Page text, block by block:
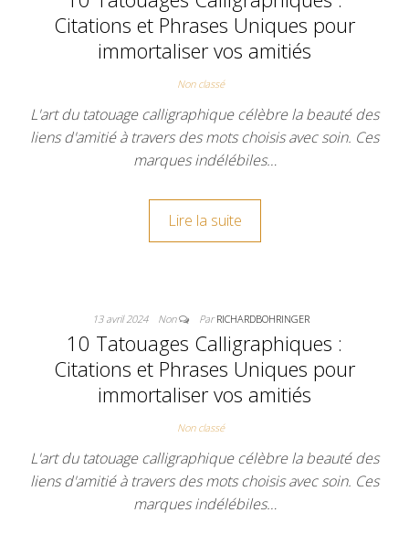
Citations et Phrases Uniques pour
immortaliser vos amitiés
Non classé
L'art du tatouage calligraphique célèbre la beauté des
liens d'amitié à travers des mots choisis avec soin. Ces
marques indélébiles…
Lire la suite
13 avril 2024 Non ParRICHARDBOHRINGER
10 Tatouages Calligraphiques :
Citations et Phrases Uniques pour
immortaliser vos amitiés
Non classé
L'art du tatouage calligraphique célèbre la beauté des
liens d'amitié à travers des mots choisis avec soin. Ces
marques indélébiles…